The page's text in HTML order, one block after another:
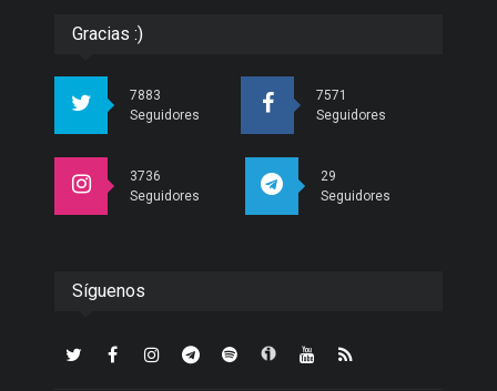
Gracias :)
7883
Seguidores
7571
Seguidores
3736
Seguidores
29
Seguidores
Síguenos